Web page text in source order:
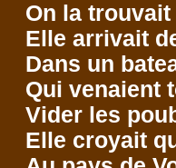
On la
Elle arrivait
Dans un
Qui venaient
Vider les
Elle croyait